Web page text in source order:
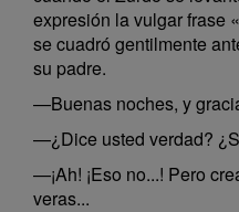
expresión la vulgar frase
se cuadró gentilmente
su padre.
—Buenas noches, y
—¿Dice usted verdad?
—¡Ah! ¡Eso no...! Pero
veras...